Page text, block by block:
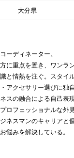
大分県
ーディネーター。
に重点を置き、ワンラ
と情熱を注ぐ。スタイ
アクセサリー選びに独
スの融合による自己表
ロフェッショナルな外
ネスマンのキャリアと
悩みを解決している。